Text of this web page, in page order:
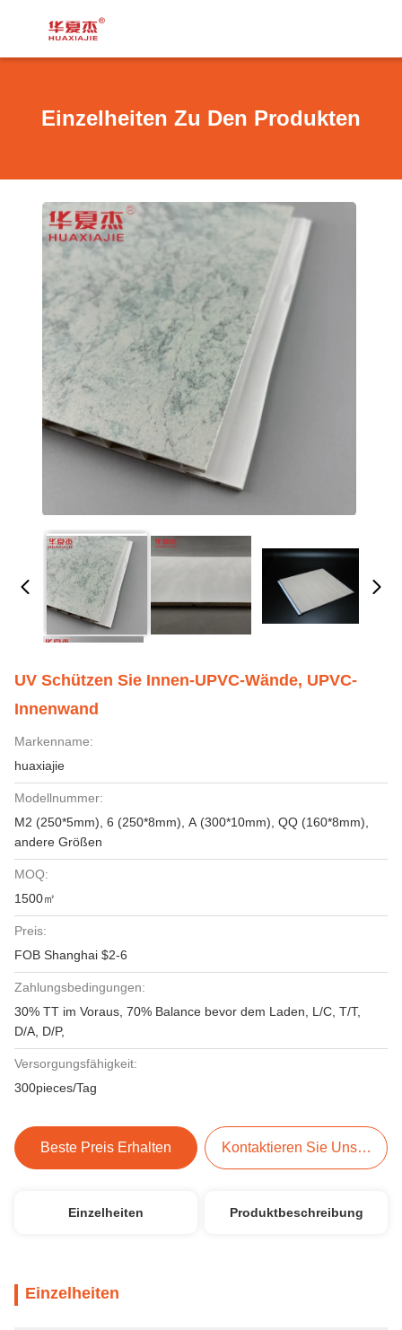
Einzelheiten Zu Den Produkten
UV Schützen Sie Innen-UPVC-Wände, UPVC-
Innenwand
Markenname:
huaxiajie
Modellnummer:
M2 (250*5mm), 6 (250*8mm), A (300*10mm), QQ (160*8mm),
andere Größen
MOQ:
1500㎡
Preis:
FOB Shanghai $2-6
Zahlungsbedingungen:
30% TT im Voraus, 70% Balance bevor dem Laden, L/C, T/T,
D/A, D/P,
Versorgungsfähigkeit:
300pieces/Tag
Beste Preis Erhalten Kontaktieren Sie Uns Jetzt
Einzelheiten Produktbeschreibung
Einzelheiten